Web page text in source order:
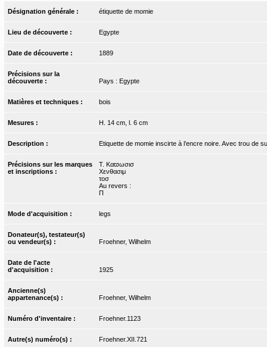
Désignation générale : étiquette de momie
Lieu de découverte : Egypte
Date de découverte : 1889
Précisions sur la
découverte :
Pays : Egypte
Matières et techniques : bois
Mesures : H. 14 cm, l. 6 cm
Description : Etiquette de momie inscirte à l’encre noire. Avec trou de
Précisions sur les marques
et inscriptions :
T. Kαϖωσισ
Χενθασιμ
τοσ
Au revers :
Π
Mode d'acquisition : legs
Donateur(s), testateur(s)
ou vendeur(s) :
Froehner, Wilhelm
Date de l'acte
d'acquisition :
1925
Ancienne(s)
appartenance(s) :
Froehner, Wilhelm
Numéro d'inventaire : Froehner.1123
Autre(s) numéro(s) : Froehner.XII.721